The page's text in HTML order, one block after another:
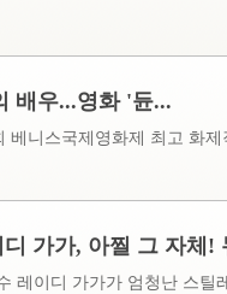
배우...영화 '듄...
베니스국제영화제 최고 화
디 가가, 아찔 그 자체!
레이디 가가가 엄청난 스틸